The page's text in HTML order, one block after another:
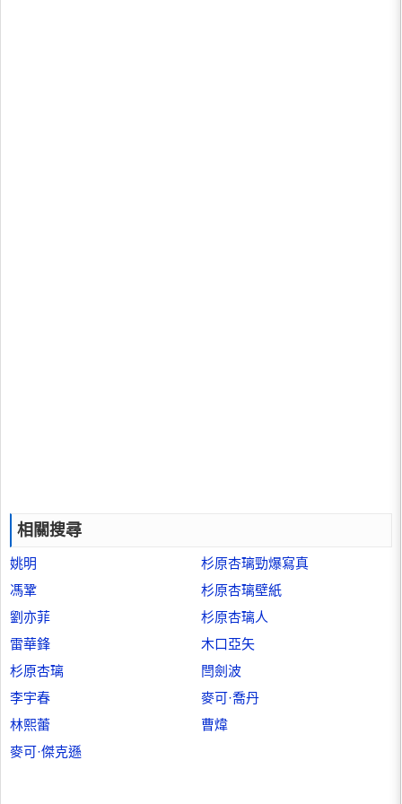
相關搜尋
姚明
杉原杏璃勁爆寫真
馮鞏
杉原杏璃壁紙
劉亦菲
杉原杏璃人
雷華鋒
木口亞矢
杉原杏璃
閆劍波
李宇春
麥可·喬丹
林熙蕾
曹煒
麥可·傑克遜